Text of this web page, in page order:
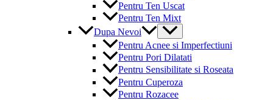
Pentru Ten Uscat
Pentru Ten Mixt
Dupa Nevoi
Menu
Toggle
Pentru Acnee si Imperfectiuni
Pentru Pori Dilatati
Pentru Sensibilitate si Roseata
Pentru Cuperoza
Pentru Rozacee